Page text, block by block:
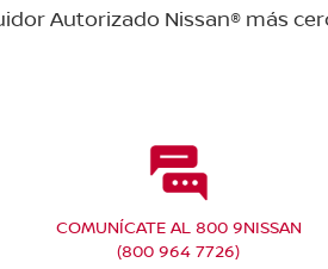
Autorizado Nissan® más
COMUNÍCATE AL 800 9NISSAN
(800 964 7726)